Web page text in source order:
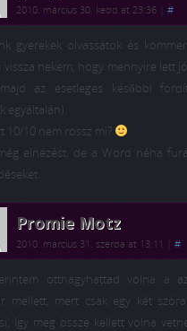
2010. március 30. kedd at 23:36 #
gyerekek olvassátok és
vissza nekem, hogy mennyire lett
az esetleges későbbi
egyáltalán).
10/10 nem rossz mi?
elnézést, de a Word néha
Promie Motz
2010. március 31. szerda at 13:11 #
otthagyhattad volna a
mellett, mert csak egy két
így meg össze kellett volna